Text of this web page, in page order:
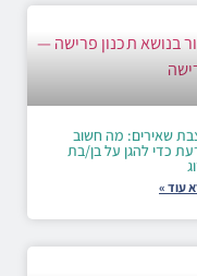
שאירים: מה חשוב
כדי להגן על בן/בת
עוד »